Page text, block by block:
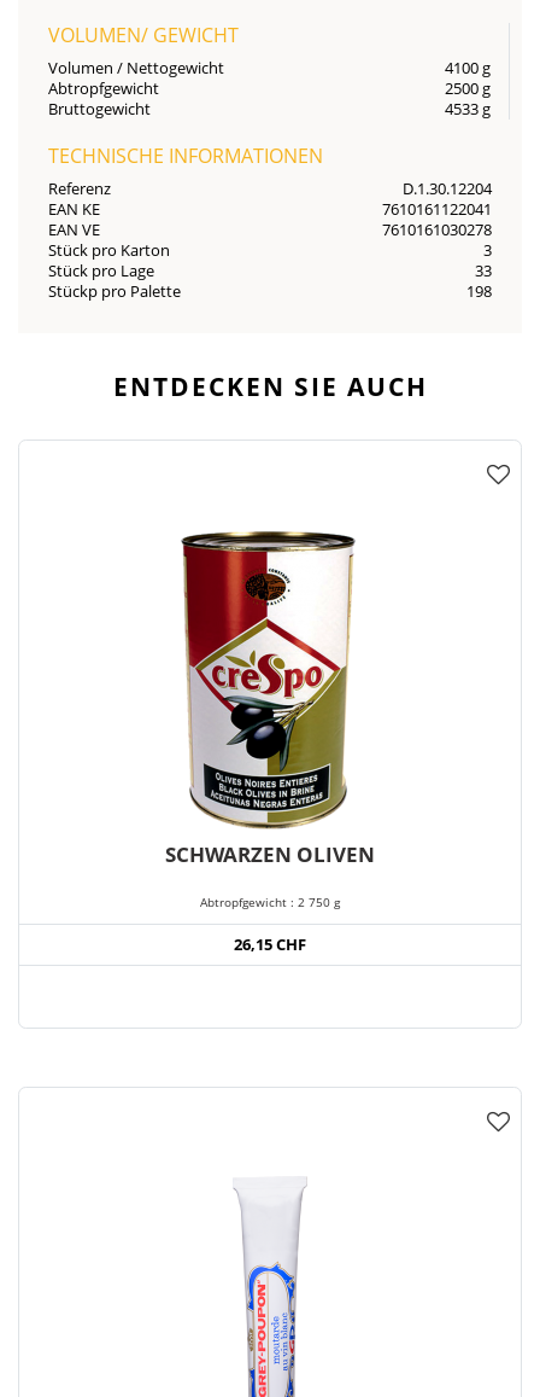
VOLUMEN/ GEWICHT
Volumen / Nettogewicht
4100 g
Abtropfgewicht
2500 g
Bruttogewicht
4533 g
TECHNISCHE INFORMATIONEN
Referenz
D.1.30.12204
EAN KE
7610161122041
EAN VE
7610161030278
Stück pro Karton
3
Stück pro Lage
33
Stückp pro Palette
198
ENTDECKEN SIE AUCH
SCHWARZEN OLIVEN
Abtropfgewicht : 2 750 g
26,15 CHF